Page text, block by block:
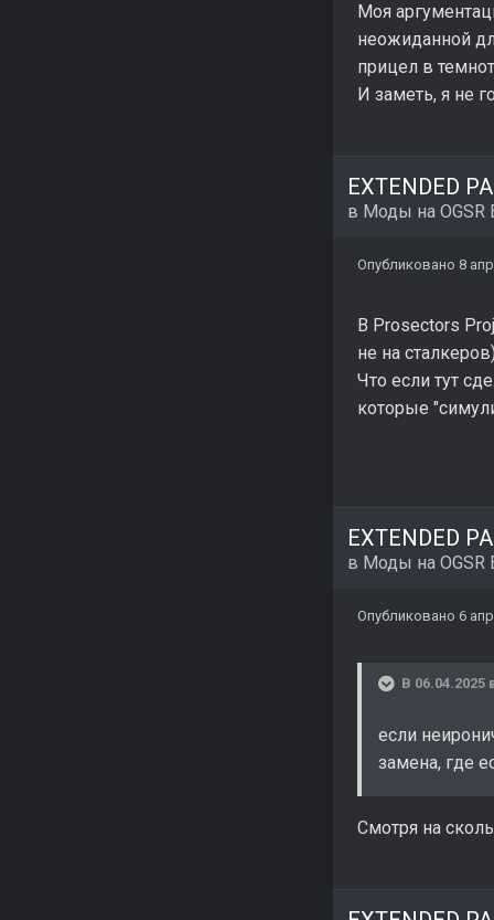
Моя
неожиданной
прицел в
И заметь, я не
EXTENDED
в Моды на OGSR
Опубликовано 8
В Prosectors
не на
Что если тут
которые
EXTENDED
в Моды на OGSR
Опубликовано 6
В 06.04.2025
если
замена, где
Смотря на